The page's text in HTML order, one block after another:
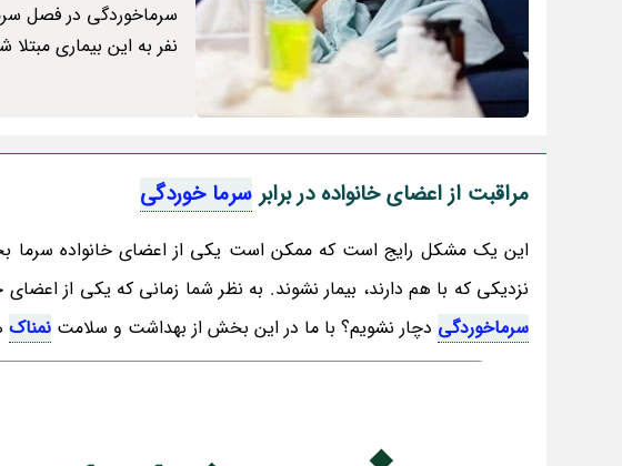
سرماخوردگی در فصل
نفر به این بیماری
مراقبت از اعضای خانواده در برابر سرما خوردگی
این یک مشکل رایج است که ممکن است یکی از اعضای خانواده سرما
نزدیکی که با هم دارند، بیمار نشوند. به نظر شما زمانی که یکی از
سرماخوردگی دچار نشویم؟ با ما در این بخش از بهداشت و سلامت نمناک